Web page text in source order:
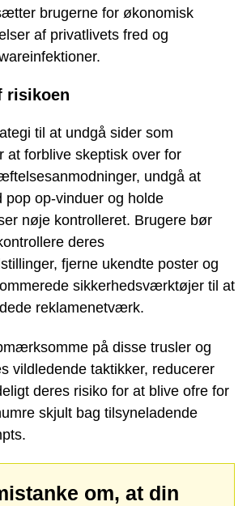
brugerne for økonomisk
af privatlivets fred og
risikoen
til at undgå sider som
at forblive skeptisk over for
undgå at
pop op-vinduer og holde
nøje kontrolleret. Brugere bør
deres
fjerne ukendte poster og
sikkerhedsværktøjer til at
reklamenetværk.
på disse trusler og
vildledende taktikker, reducerer
deres risiko for at blive ofre for
skjult bag tilsyneladende
om, at din